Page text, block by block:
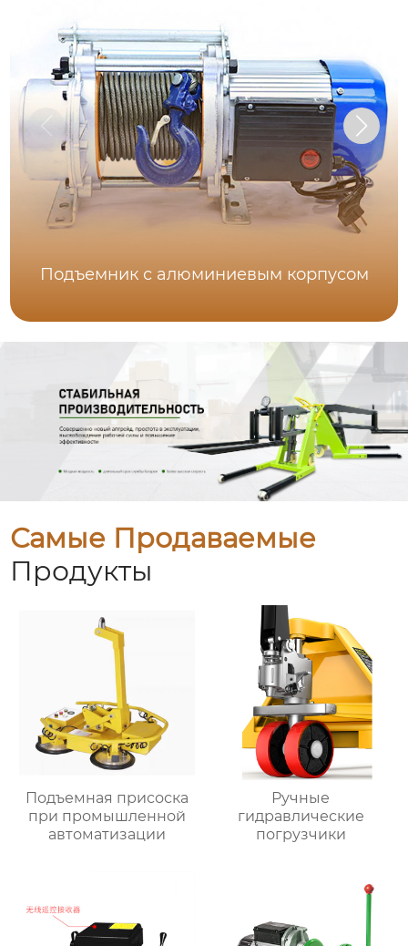
Подъемник с алюминиевым корпусом
Самые Продаваемые
Продукты
Подъемная присоска
при промышленной
автоматизации
Ручные
гидравлические
погрузчики